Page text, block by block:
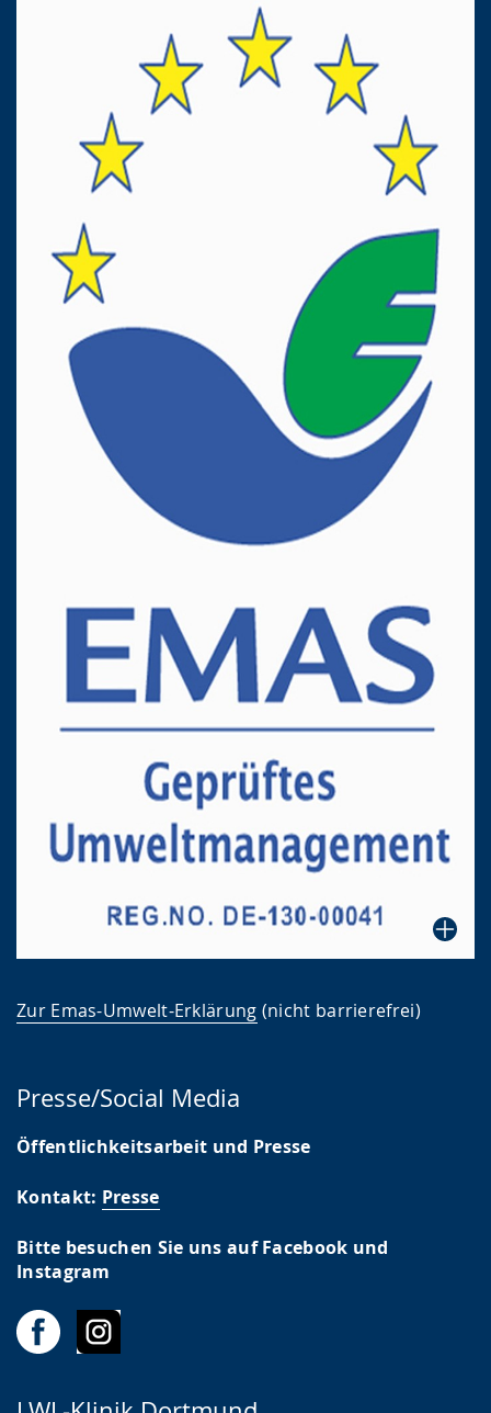
Zur Emas-Umwelt-Erklärung (nicht barrierefrei)
Presse/Social Media
Öffentlichkeitsarbeit und Presse
Kontakt: Presse
Bitte besuchen Sie uns auf Facebook und
Instagram